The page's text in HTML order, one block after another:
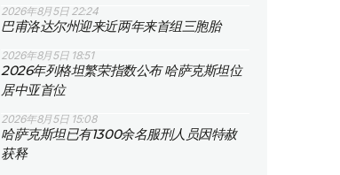
2026年8月5日 22:24
巴甫洛达尔州迎来近两年来首组三胞胎
2026年8月5日 18:51
2026年列格坦繁荣指数公布 哈萨克斯坦位
居中亚首位
2026年8月5日 15:08
哈萨克斯坦已有1300余名服刑人员因特赦
获释